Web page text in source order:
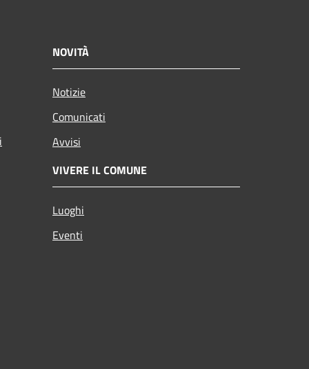
NOVITÀ
Notizie
Comunicati
Avvisi
VIVERE IL COMUNE
Luoghi
Eventi